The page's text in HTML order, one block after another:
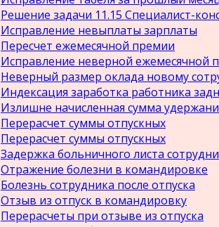
Решение задачи 11.15 Специалист-
Исправление невыплаты зарплаты
Пересчет ежемесячной премии
Исправление неверной ежемесячной
Неверный размер оклада новому
Индексация заработка работника
Излишне начисленная сумма
Перерасчет суммы отпускных
Перерасчет суммы отпускных
Задержка больничного листа
Отражение болезни в командировке
Болезнь сотрудника после отпуска
Отзыв из отпуск в командировку
Перерасчеты при отзыве из отпуска